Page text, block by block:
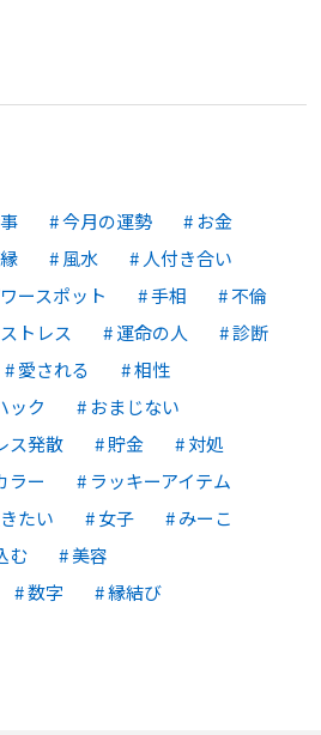
今月の運勢
お金
風水
人付き合い
ースポット 手相
不倫
ストレス 運命の人
診断
愛される
相性
ック
おまじない
ス発散 貯金
対処
ラー
ラッキーアイテム
たい 女子
みーこ
む
美容
数字 縁結び